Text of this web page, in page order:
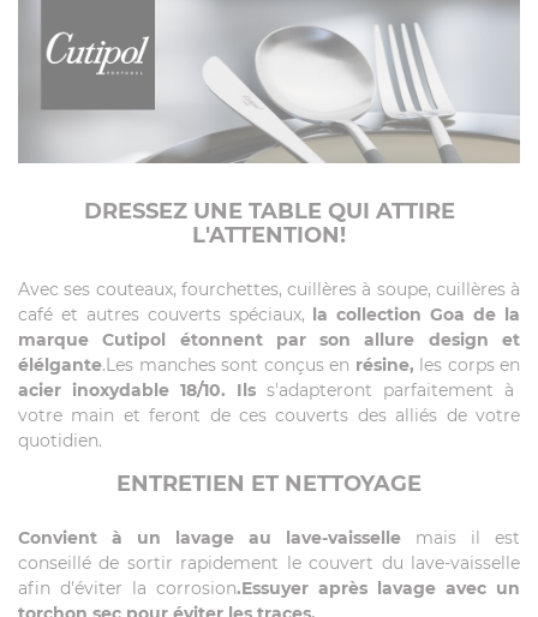
DRESSEZ UNE TABLE QUI ATTIRE
L'ATTENTION!
Avec ses couteaux, fourchettes, cuillères à soupe, cuillères à
café et autres couverts spéciaux, la collection Goa de la
marque Cutipol étonnent par son allure design et
élélgante.Les manches sont conçus en résine, les corps en
acier inoxydable 18/10. Ils s'adapteront parfaitement à
votre main et feront de ces couverts des alliés de votre
quotidien.
ENTRETIEN ET NETTOYAGE
Convient à un lavage au lave-vaisselle mais il est
conseillé de sortir rapidement le couvert du lave-vaisselle
afin d'éviter la corrosion.Essuyer après lavage avec un